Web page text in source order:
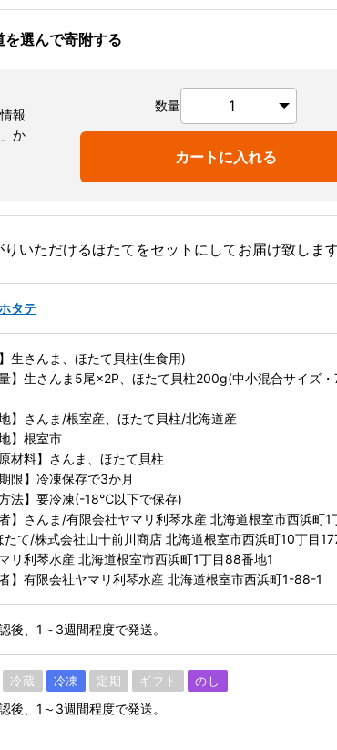
選んで寄附する
報
か
数量
カートに入れる
いただけるほたてをセットにしてお届け致します
タテ
】生さんま、ほたて貝柱(生食用)
量】生さんま5尾×2P、ほたて貝柱200g(中小混合サイズ
地】さんま/根室産、ほたて貝柱/北海道産
】根室市
原材料】さんま、ほたて貝柱
期限】冷凍保存で3か月
方法】要冷凍(-18℃以下で保存)
者】さんま/有限会社ヤマリ利琴水産 北海道根室市西浜町
たて/株式会社山十前川商店 北海道根室市西浜町10丁目
リ利琴水産 北海道根室市西浜町1丁目88番地1
者】有限会社ヤマリ利琴水産 北海道根室市西浜町1-88-1
後、1～3週間程度で発送。
冷蔵 冷凍 定期 ギフト のし
後、1～3週間程度で発送。